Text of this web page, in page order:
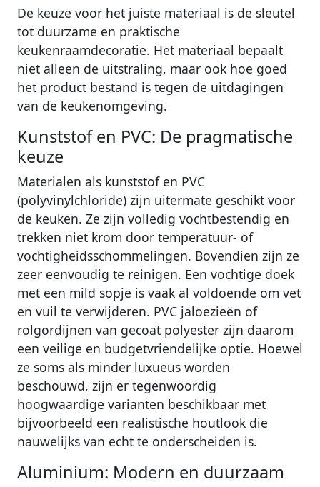
De keuze voor het juiste materiaal is de sleutel
tot duurzame en praktische
keukenraamdecoratie. Het materiaal bepaalt
niet alleen de uitstraling, maar ook hoe goed
het product bestand is tegen de uitdagingen
van de keukenomgeving.
Kunststof en PVC: De pragmatische
keuze
Materialen als kunststof en PVC
(polyvinylchloride) zijn uitermate geschikt voor
de keuken. Ze zijn volledig vochtbestendig en
trekken niet krom door temperatuur- of
vochtigheidsschommelingen. Bovendien zijn ze
zeer eenvoudig te reinigen. Een vochtige doek
met een mild sopje is vaak al voldoende om vet
en vuil te verwijderen. PVC jaloezieën of
rolgordijnen van gecoat polyester zijn daarom
een veilige en budgetvriendelijke optie. Hoewel
ze soms als minder luxueus worden
beschouwd, zijn er tegenwoordig
hoogwaardige varianten beschikbaar met
bijvoorbeeld een realistische houtlook die
nauwelijks van echt te onderscheiden is.
Aluminium: Modern en duurzaam